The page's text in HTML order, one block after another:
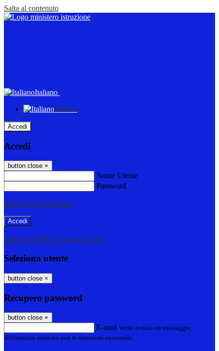
Salta al contenuto
Italiano
Italiano
Accedi
Accedi
button close ×
Nome Utente
Password
Password dimenticata?
-
Entra con SPID Entra con CIE
Seleziona utente
button close ×
Recupero password
button close ×
E-mail Verrà inviato un messaggio
all'indirizzo indicato con le istruzioni necessarie.